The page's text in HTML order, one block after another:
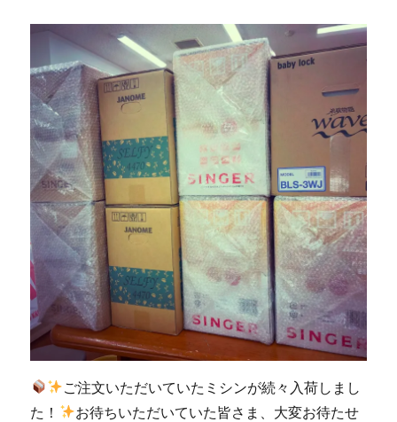
ご注文いただいていたミシンが続々入荷しまし
た！
お待ちいただいていた皆さま、大変お待たせ